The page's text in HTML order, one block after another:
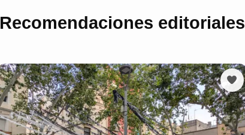
Recomendaciones editoriales